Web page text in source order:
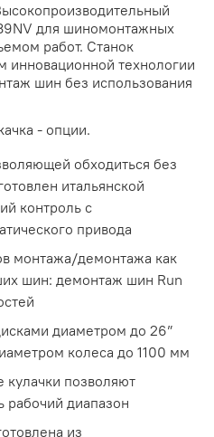
для шиномонтажных
работ. Станок
инновационной технологии
шин без использования
- опции.
обходиться без
итальянской
контроль с
привода
монтажа/демонтажа как
шин: демонтаж шин Run
диаметром до 26”
колеса до 1100 мм
позволяют
рабочий диапазон
из